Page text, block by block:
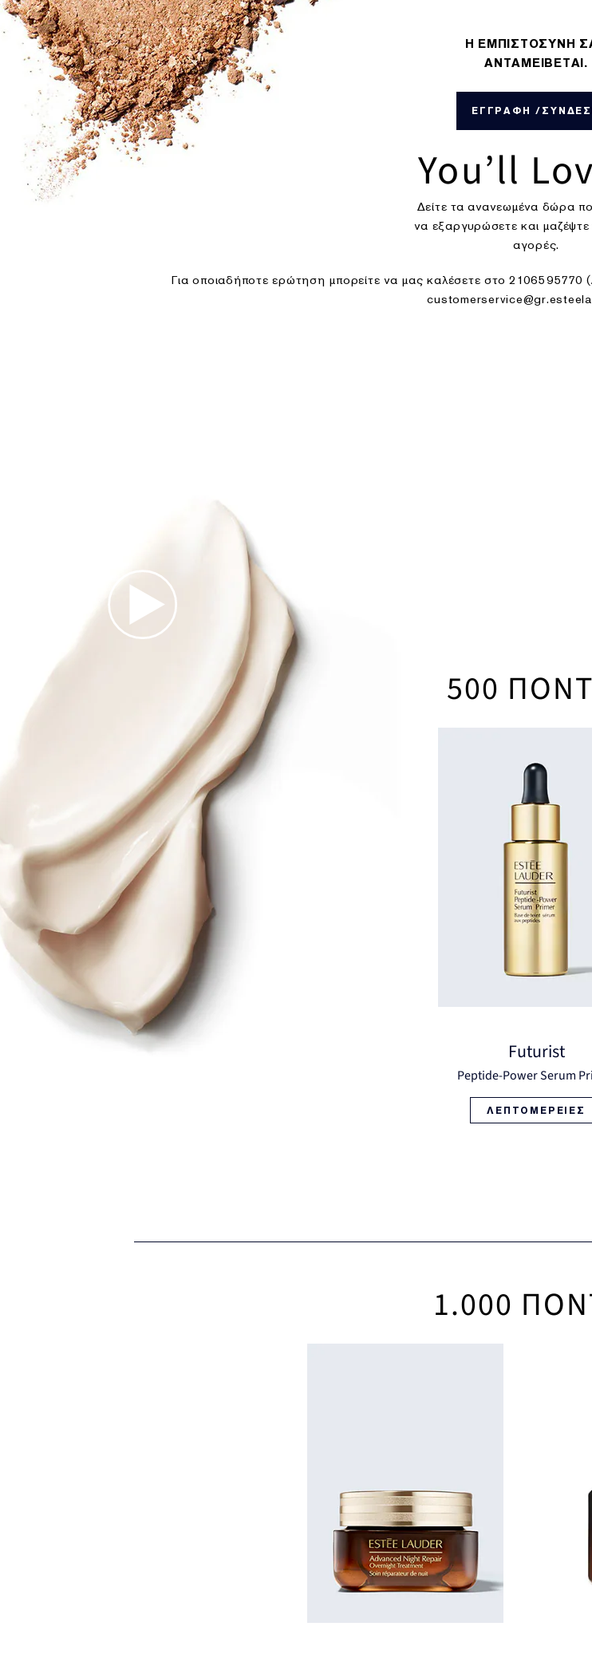
Η ΕΜΠΙΣΤΟΣΥΝΗ
ΑΝΤΑΜΕΙΒΕΤΑΙ.
ΕΓΓΡΑΦΗ /
You’ll
Δείτε τα ανανεωμένα δώρα
να εξαργυρώσετε και
αγορές.
Για οποιαδήποτε ερώτηση μπορείτε να μας καλέσετε στο
500
Futurist
Peptide-Power Serum
ΛΕΠΤΟΜΕΡΕΙΕΣ
1.000